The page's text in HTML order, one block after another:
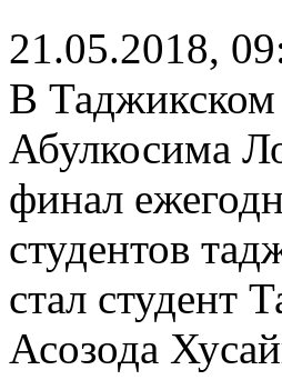
21.05.2018,
В Таджикском
Абулкосима
финал
студентов
стал студент
Асозода